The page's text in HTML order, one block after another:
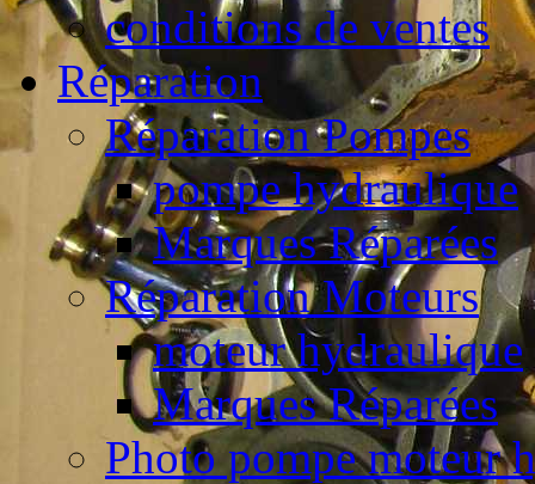
conditions de ventes
Réparation
Réparation Pompes
pompe hydraulique
Marques Réparées
Réparation Moteurs
moteur hydraulique
Marques Réparées
Photo pompe moteur